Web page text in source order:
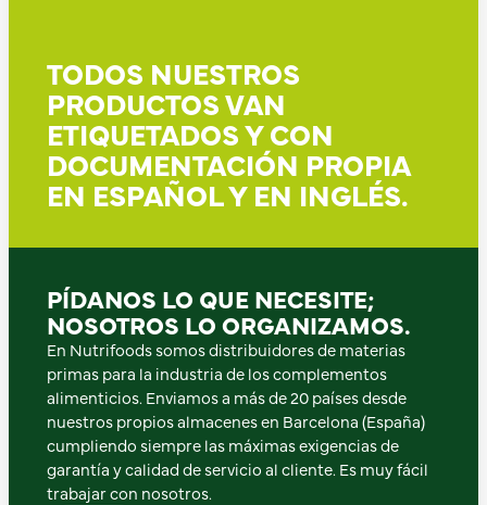
TODOS NUESTROS
PRODUCTOS VAN
ETIQUETADOS Y CON
DOCUMENTACIÓN PROPIA
EN ESPAÑOL Y EN INGLÉS.
PÍDANOS LO QUE NECESITE;
NOSOTROS LO ORGANIZAMOS.
En Nutrifoods somos distribuidores de materias
primas para la industria de los complementos
alimenticios. Enviamos a más de 20 países desde
nuestros propios almacenes en Barcelona (España)
cumpliendo siempre las máximas exigencias de
garantía y calidad de servicio al cliente. Es muy fácil
trabajar con nosotros.